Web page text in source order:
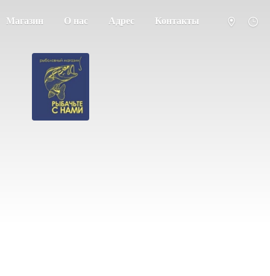
Магазин О нас Адрес Контакты